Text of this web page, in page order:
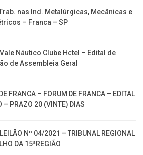
nas Ind. Metalúrgicas, Mecânicas e
– Franca – SP
Náutico Clube Hotel – Edital de
de Assembleia Geral
FRANCA – FORUM DE FRANCA – EDITAL
– PRAZO 20 (VINTE) DIAS
LEILÃO Nº 04/2021 – TRIBUNAL REGIONAL
DA 15ªREGIÃO